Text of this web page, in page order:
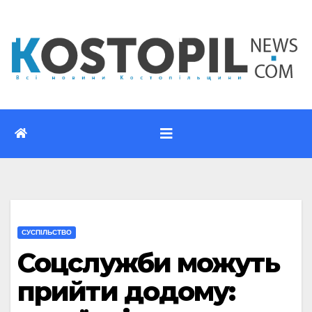
вмісту
CУСПІЛЬСТВО
Соцслужби можуть
прийти додому: